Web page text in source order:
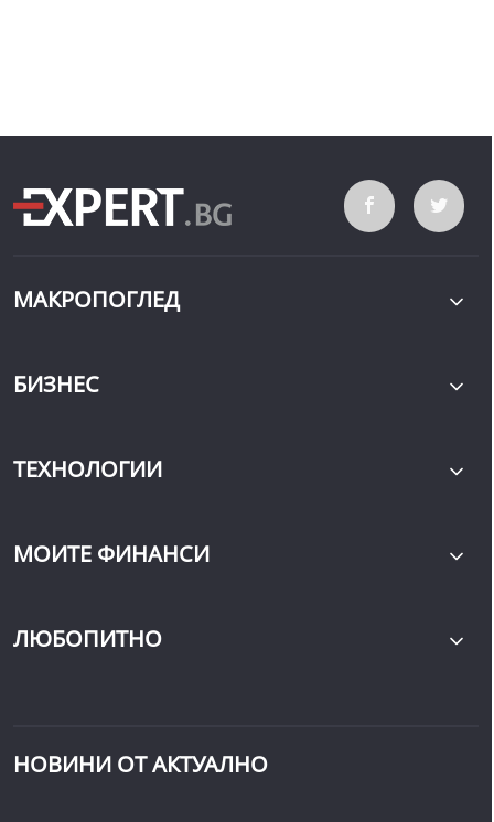
МАКРОПОГЛЕД
БИЗНЕС
ТЕХНОЛОГИИ
МОИТЕ ФИНАНСИ
ЛЮБОПИТНО
НОВИНИ ОТ АКТУАЛНО